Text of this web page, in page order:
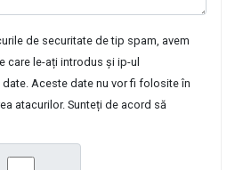
de securitate de tip spam, avem
care le-ați introdus și ip-ul
Aceste date nu vor fi folosite în
atacurilor. Sunteți de acord să